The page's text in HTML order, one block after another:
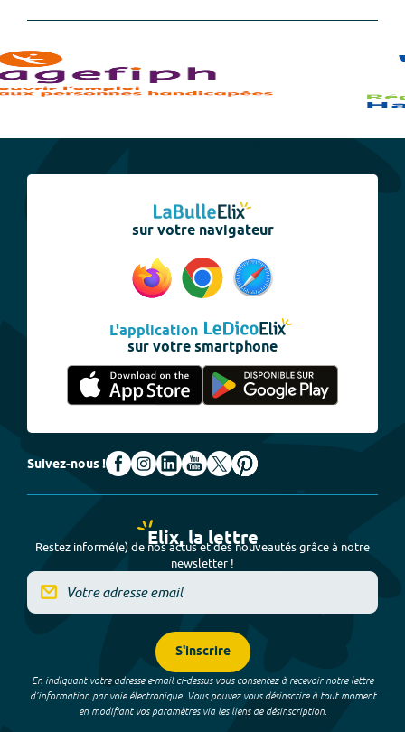
sur votre navigateur
L'application
sur votre smartphone
Suivez-nous !
Elix, la lettre
Restez informé(e) de nos actus et des nouveautés grâce à notre
newsletter !
S'inscrire
En indiquant votre adresse e-mail ci-dessus vous consentez à recevoir notre lettre
d’information par voie électronique. Vous pouvez vous désinscrire à tout moment
en modifiant vos paramètres via les liens de désinscription.